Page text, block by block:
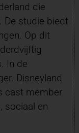
die
De studie biedt
Op dit
In de
Disneyland
cast member
sociaal en